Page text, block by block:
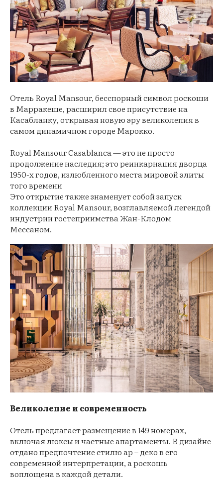
Отель Royal Mansour, бесспорный символ роскоши
в Марракеше, расширил свое присутствие на
Касабланку, открывая новую эру великолепия в
самом динамичном городе Марокко.
Royal Mansour Casablanca — это не просто
продолжение наследия; это реинкарнация дворца
1950-х годов, излюбленного места мировой элиты
того времени
Это открытие также знаменует собой запуск
коллекции Royal Mansour, возглавляемой легендой
индустрии гостеприимства Жан-Клодом
Мессаном.
Великолепие и современность
Отель предлагает размещение в 149 номерах,
включая люксы и частные апартаменты. В дизайне
отдано предпочтение стилю ар – деко в его
современной интерпретации, а роскошь
воплощена в каждой детали.